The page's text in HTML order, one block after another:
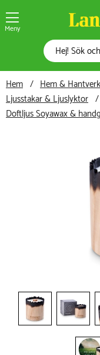
Meny
Hem Hem & Hantverk
Ljusstakar & Ljuslyktor
Doftljus Soyawax &